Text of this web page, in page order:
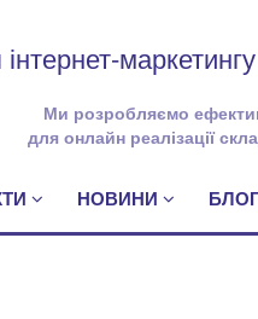
Ми розробляємо
для онлайн реалізації
НОВИНИ